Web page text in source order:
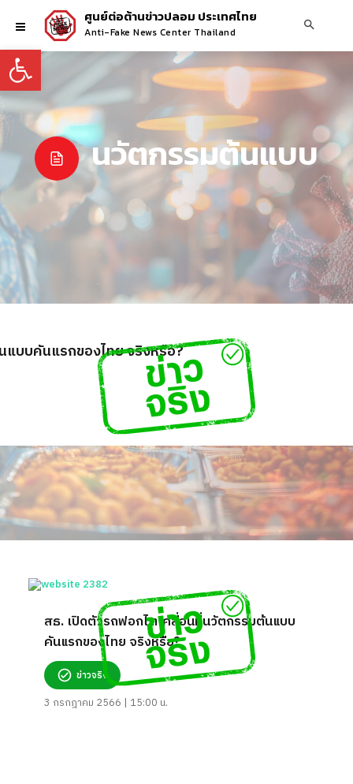
Open toolbar
ศูนย์ต่อต้านข่าวปลอม ประเทศไทย
Anti-Fake News Center Thailand
นวัตกรรมต้นแบบ
บบคันแรกของไทย จริงหรือ?
สธ. เปิดตัวรถฟอกไตเคลื่อนที่นวัตกรรมต้นแบบ
คันแรกของไทย จริงหรือ?
ข่าวจริง
3 กรกฎาคม 2566 | 15:00 น.